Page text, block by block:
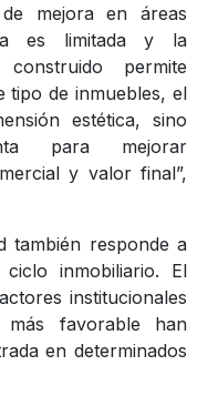
mejora en áreas
es limitada y la
permite
tipo de inmuebles, el
estética, sino
para mejorar
y valor final”,
también responde a
inmobiliario. El
institucionales
favorable han
en determinados